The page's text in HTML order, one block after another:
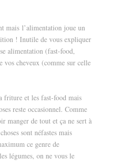
mais l’alimentation joue un
! Inutile de vous expliquer
alimentation (fast-food,
cheveux (comme sur celle
friture et les fast-food mais
reste occasionnel. Comme
manger de tout et ça ne sert à
sont néfastes mais
ce genre de
légumes, on ne vous le